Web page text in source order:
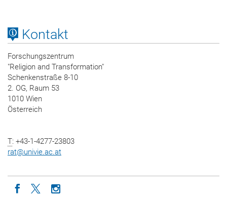
Kontakt
Forschungszentrum
"Religion and Transformation"
Schenkenstraße 8-10
2. OG, Raum 53
1010 Wien
Österreich
T: +43-1-4277-23803
rat@univie.ac.at
Icon facebook
Icon twitter
Icon instagram